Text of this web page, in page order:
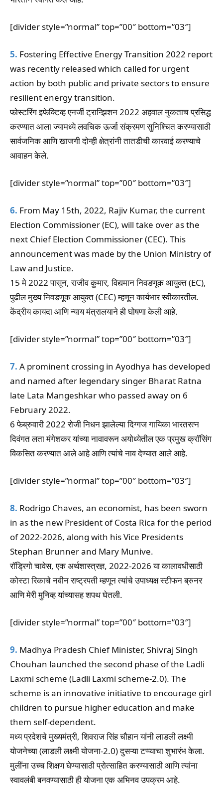
[divider style=”normal” top=”00″ bottom=”03″]
5. Fostering Effective Energy Transition 2022 report
was recently released which called for urgent
action by both public and private sectors to ensure
resilient energy transition.
फोस्टरिंग इफेक्टिव्ह एनर्जी ट्रान्झिशन 2022 अहवाल नुकताच प्रसिद्ध
करण्यात आला ज्यामध्ये लवचिक ऊर्जा संक्रमण सुनिश्चित करण्यासाठी
सार्वजनिक आणि खाजगी दोन्ही क्षेत्रांनी तातडीची कारवाई करण्याचे
आवाहन केले.
[divider style=”normal” top=”00″ bottom=”03″]
6. From May 15th, 2022, Rajiv Kumar, the current
Election Commissioner (EC), will take over as the
next Chief Election Commissioner (CEC). This
announcement was made by the Union Ministry of
Law and Justice.
15 मे 2022 पासून, राजीव कुमार, विद्यमान निवडणूक आयुक्त (EC),
पुढील मुख्य निवडणूक आयुक्त (CEC) म्हणून कार्यभार स्वीकारतील.
केंद्रीय कायदा आणि न्याय मंत्रालयाने ही घोषणा केली आहे.
[divider style=”normal” top=”00″ bottom=”03″]
7. A prominent crossing in Ayodhya has developed
and named after legendary singer Bharat Ratna
late Lata Mangeshkar who passed away on 6
February 2022.
6 फेब्रुवारी 2022 रोजी निधन झालेल्या दिग्गज गायिका भारतरत्न
दिवंगत लता मंगेशकर यांच्या नावावरून अयोध्येतील एक प्रमुख क्रॉसिंग
विकसित करण्यात आले आहे आणि त्यांचे नाव देण्यात आले आहे.
[divider style=”normal” top=”00″ bottom=”03″]
8. Rodrigo Chaves, an economist, has been sworn
in as the new President of Costa Rica for the period
of 2022-2026, along with his Vice Presidents
Stephan Brunner and Mary Munive.
रॉड्रिगो चावेस, एक अर्थशास्त्रज्ञ, 2022-2026 या कालावधीसाठी
कोस्टा रिकाचे नवीन राष्ट्रपती म्हणून त्यांचे उपाध्यक्ष स्टीफन ब्रुनर
आणि मेरी मुनिव्ह यांच्यासह शपथ घेतली.
[divider style=”normal” top=”00″ bottom=”03″]
9. Madhya Pradesh Chief Minister, Shivraj Singh
Chouhan launched the second phase of the Ladli
Laxmi scheme (Ladli Laxmi scheme-2.0). The
scheme is an innovative initiative to encourage girl
children to pursue higher education and make
them self-dependent.
मध्य प्रदेशचे मुख्यमंत्री, शिवराज सिंह चौहान यांनी लाडली लक्ष्मी
योजनेच्या (लाडली लक्ष्मी योजना-2.0) दुसऱ्या टप्प्याचा शुभारंभ केला.
मुलींना उच्च शिक्षण घेण्यासाठी प्रोत्साहित करण्यासाठी आणि त्यांना
स्वावलंबी बनवण्यासाठी ही योजना एक अभिनव उपक्रम आहे.